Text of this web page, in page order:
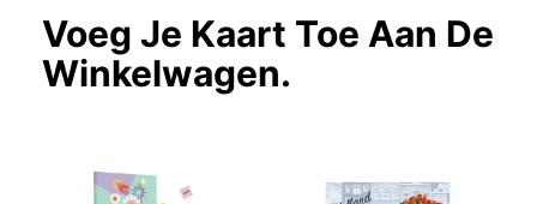
Voeg Je Kaart Toe Aan De
Winkelwagen.